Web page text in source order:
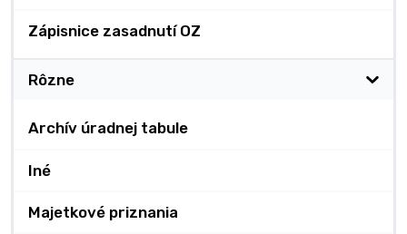
Zápisnice zasadnutí OZ
Rôzne
Archív úradnej tabule
Iné
Majetkové priznania